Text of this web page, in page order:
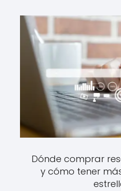
Dónde comprar
y cómo tener